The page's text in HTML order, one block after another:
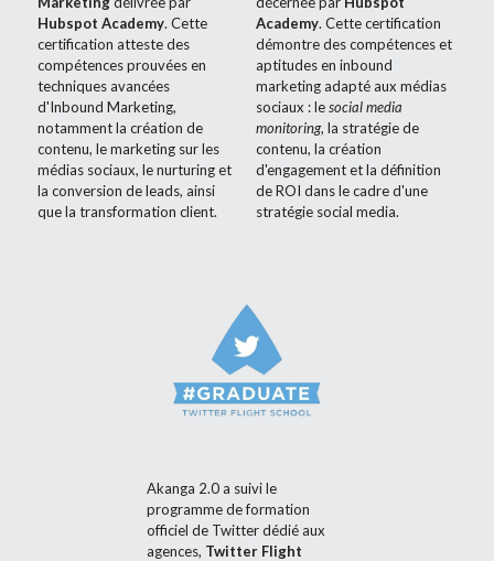
Hubspot Academy. Cette
certification atteste des
compétences prouvées en
techniques avancées
d'Inbound Marketing,
notamment la création de
contenu, le marketing sur les
médias sociaux, le nurturing et
la conversion de leads, ainsi
que la transformation client.
Academy. Cette certification
démontre des compétences et
aptitudes en inbound
marketing adapté aux médias
sociaux : le social media
monitoring, la stratégie de
contenu, la création
d'engagement et la définition
de ROI dans le cadre d'une
stratégie social media.
Akanga 2.0 a suivi le
programme de formation
officiel de Twitter dédié aux
agences, Twitter Flight